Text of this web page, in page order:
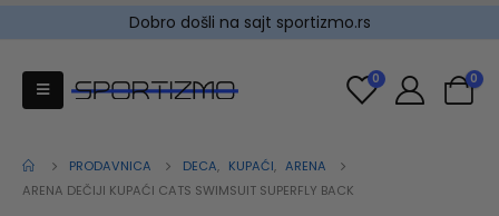
Dobro došli na sajt sportizmo.rs
0 0
PRODAVNICA DECA, KUPAĆI, ARENA
ARENA DEČIJI KUPAĆI CATS SWIMSUIT SUPERFLY BACK